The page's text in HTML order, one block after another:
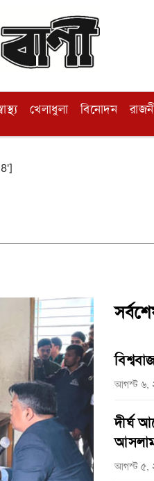
খেলাধুলা বিনোদন
আগস্ট ৬,
দীর্ঘ
আগস্ট ৫,